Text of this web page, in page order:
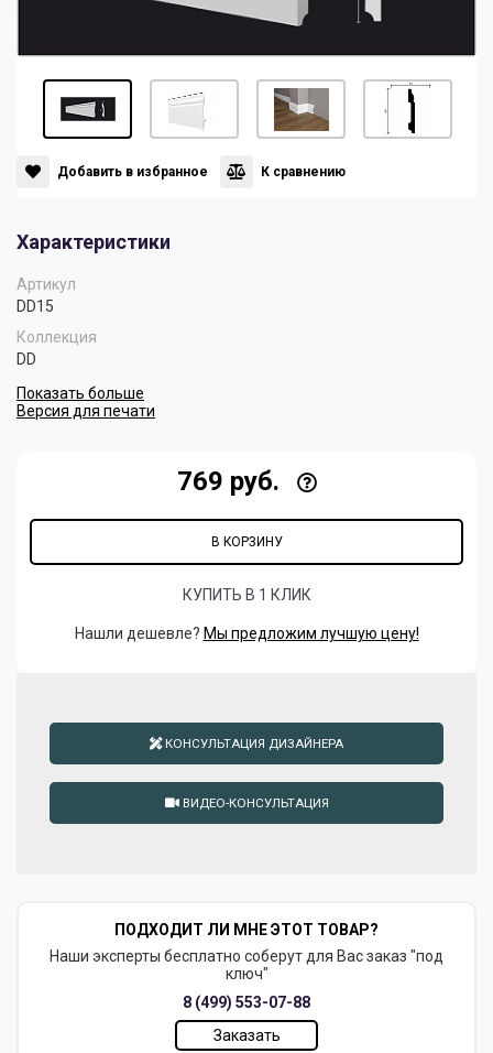
Пилястры
Плинтусы
Скрытое освещение
Нео Классика
Султан
Хай Тек
Цветные плинтусы
Добавить в избранное К сравнению
Характеристики
Артикул
DD15
Коллекция
DD
Показать больше
Версия для печати
769 руб.
В КОРЗИНУ
КУПИТЬ В 1 КЛИК
Нашли дешевле? Мы предложим лучшую цену!
КОНСУЛЬТАЦИЯ ДИЗАЙНЕРА
ВИДЕО-КОНСУЛЬТАЦИЯ
ПОДХОДИТ ЛИ МНЕ ЭТОТ ТОВАР?
Наши эксперты бесплатно соберут для Вас заказ "под
ключ"
8 (499) 553-07-88
Заказать